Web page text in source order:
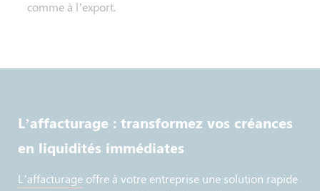
comme à l’export.
L’affacturage : transformez vos créances
en liquidités immédiates
L’affacturage offre à votre entreprise une solution rapide